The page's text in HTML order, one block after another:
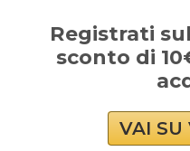
Registrati
sconto di
VAI SU